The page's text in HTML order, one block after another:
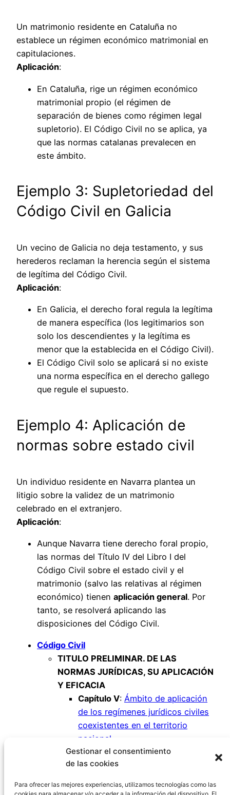
Gestionar el consentimiento
de las cookies
Para ofrecer las mejores experiencias, utilizamos tecnologías como las
Un matrimonio residente en Cataluña no
establece un régimen económico matrimonial en
capitulaciones.
Aplicación:
En Cataluña, rige un régimen económico
matrimonial propio (el régimen de
separación de bienes como régimen legal
supletorio). El Código Civil no se aplica, ya
que las normas catalanas prevalecen en
este ámbito.
Ejemplo 3: Supletoriedad del
Código Civil en Galicia
Un vecino de Galicia no deja testamento, y sus
herederos reclaman la herencia según el sistema
de legítima del Código Civil.
Aplicación:
En Galicia, el derecho foral regula la legítima
de manera específica (los legitimarios son
solo los descendientes y la legítima es
menor que la establecida en el Código Civil).
El Código Civil solo se aplicará si no existe
una norma específica en el derecho gallego
que regule el supuesto.
Ejemplo 4: Aplicación de
normas sobre estado civil
Un individuo residente en Navarra plantea un
litigio sobre la validez de un matrimonio
celebrado en el extranjero.
Aplicación:
Aunque Navarra tiene derecho foral propio,
las normas del Título IV del Libro I del
Código Civil sobre el estado civil y el
matrimonio (salvo las relativas al régimen
económico) tienen aplicación general. Por
tanto, se resolverá aplicando las
disposiciones del Código Civil.
Código Civil
TITULO PRELIMINAR. DE LAS
NORMAS JURÍDICAS, SU APLICACIÓN
Y EFICACIA
Capítulo V: Ámbito de aplicación
de los regímenes jurídicos civiles
coexistentes en el territorio
nacional
Artículo 13
Artículo 14